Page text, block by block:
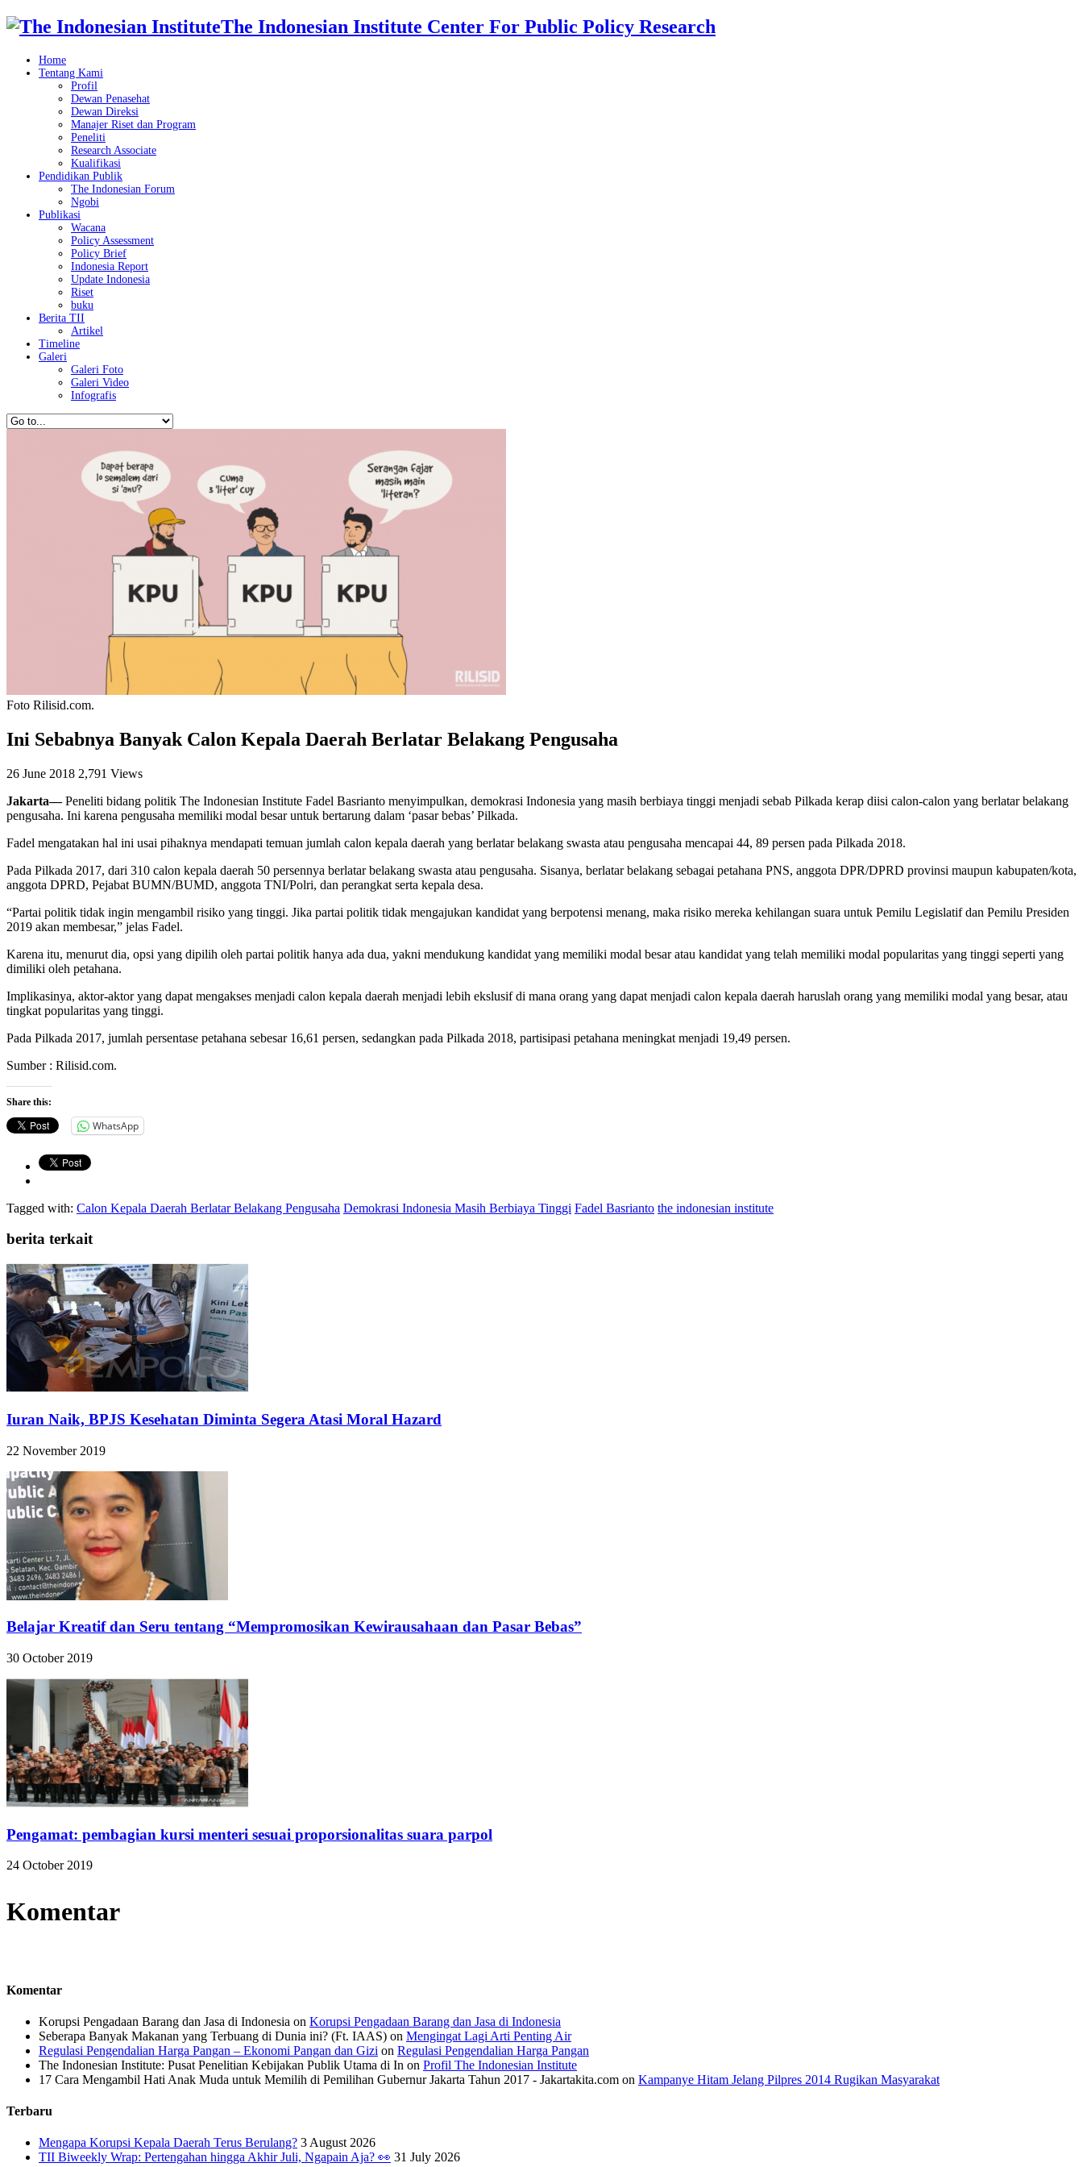
The Indonesian Institute Center For Public Policy Research
Home
Tentang Kami
Profil
Dewan Penasehat
Dewan Direksi
Manajer Riset dan Program
Peneliti
Research Associate
Kualifikasi
Pendidikan Publik
The Indonesian Forum
Ngobi
Publikasi
Wacana
Policy Assessment
Policy Brief
Indonesia Report
Update Indonesia
Riset
buku
Berita TII
Artikel
Timeline
Galeri
Galeri Foto
Galeri Video
Infografis
Foto Rilisid.com.
Ini Sebabnya Banyak Calon Kepala Daerah Berlatar Belakang Pengusaha
26 June 2018 2,791 Views
Jakarta—Peneliti bidang politik The Indonesian Institute Fadel Basrianto menyimpulkan, demokrasi Indonesia yang masih berbiaya tinggi menjadi sebab Pilkada kerap diisi calon-calon yang berlatar belakang
pengusaha. Ini karena pengusaha memiliki modal besar untuk bertarung dalam ‘pasar bebas’ Pilkada.
Fadel mengatakan hal ini usai pihaknya mendapati temuan jumlah calon kepala daerah yang berlatar belakang swasta atau pengusaha mencapai 44, 89 persen pada Pilkada 2018.
Pada Pilkada 2017, dari 310 calon kepala daerah 50 persennya berlatar belakang swasta atau pengusaha. Sisanya, berlatar belakang sebagai petahana PNS, anggota DPR/DPRD provinsi maupun kabupaten/kota,
anggota DPRD, Pejabat BUMN/BUMD, anggota TNI/Polri, dan perangkat serta kepala desa.
“Partai politik tidak ingin mengambil risiko yang tinggi. Jika partai politik tidak mengajukan kandidat yang berpotensi menang, maka risiko mereka kehilangan suara untuk Pemilu Legislatif dan Pemilu Presiden
2019 akan membesar,” jelas Fadel.
Karena itu, menurut dia, opsi yang dipilih oleh partai politik hanya ada dua, yakni mendukung kandidat yang memiliki modal besar atau kandidat yang telah memiliki modal popularitas yang tinggi seperti yang
dimiliki oleh petahana.
Implikasinya, aktor-aktor yang dapat mengakses menjadi calon kepala daerah menjadi lebih ekslusif di mana orang yang dapat menjadi calon kepala daerah haruslah orang yang memiliki modal yang besar, atau
tingkat popularitas yang tinggi.
Pada Pilkada 2017, jumlah persentase petahana sebesar 16,61 persen, sedangkan pada Pilkada 2018, partisipasi petahana meningkat menjadi 19,49 persen.
Sumber : Rilisid.com.
Share this:
WhatsApp
Tagged with: Calon Kepala Daerah Berlatar Belakang Pengusaha Demokrasi Indonesia Masih Berbiaya Tinggi Fadel Basrianto the indonesian institute
berita terkait
Iuran Naik, BPJS Kesehatan Diminta Segera Atasi Moral Hazard
22 November 2019
Belajar Kreatif dan Seru tentang “Mempromosikan Kewirausahaan dan Pasar Bebas”
30 October 2019
Pengamat: pembagian kursi menteri sesuai proporsionalitas suara parpol
24 October 2019
Komentar
Komentar
Korupsi Pengadaan Barang dan Jasa di Indonesia on Korupsi Pengadaan Barang dan Jasa di Indonesia
Seberapa Banyak Makanan yang Terbuang di Dunia ini? (Ft. IAAS) on Mengingat Lagi Arti Penting Air
Regulasi Pengendalian Harga Pangan – Ekonomi Pangan dan Gizi on Regulasi Pengendalian Harga Pangan
The Indonesian Institute: Pusat Penelitian Kebijakan Publik Utama di In on Profil The Indonesian Institute
17 Cara Mengambil Hati Anak Muda untuk Memilih di Pemilihan Gubernur Jakarta Tahun 2017 - Jakartakita.com on Kampanye Hitam Jelang Pilpres 2014 Rugikan Masyarakat
Terbaru
Mengapa Korupsi Kepala Daerah Terus Berulang? 3 August 2026
TII Biweekly Wrap: Pertengahan hingga Akhir Juli, Ngapain Aja? 👀 31 July 2026